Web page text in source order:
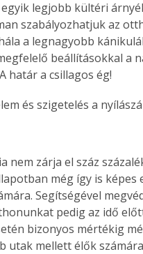
egyik legjobb kültéri
szabályozhatjuk az
a legnagyobb
beállításokkal a
határ a csillagos ég!
és szigetelés a
nem zárja el száz
még így is
Segítségével
pedig az idő
bizonyos mértékig
utak mellett élők